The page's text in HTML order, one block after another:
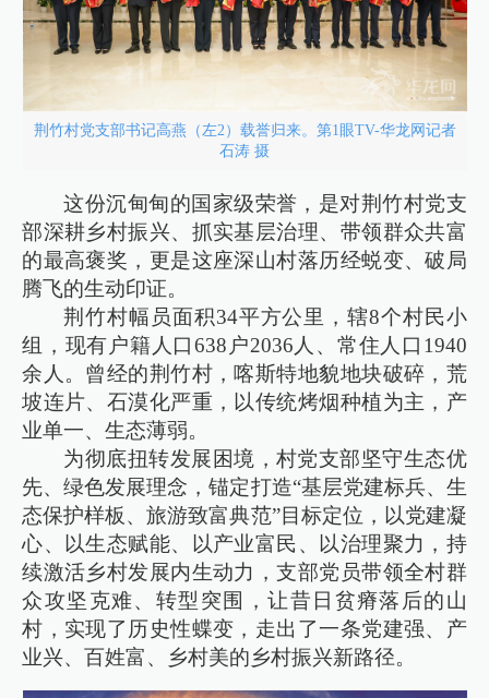
荆竹村党支部书记高燕（左2）载誉归来。第1眼TV-华龙网记者
石涛 摄
这份沉甸甸的国家级荣誉，是对荆竹村党支
部深耕乡村振兴、抓实基层治理、带领群众共富
的最高褒奖，更是这座深山村落历经蜕变、破局
腾飞的生动印证。
荆竹村幅员面积34平方公里，辖8个村民小
组，现有户籍人口638户2036人、常住人口1940
余人。曾经的荆竹村，喀斯特地貌地块破碎，荒
坡连片、石漠化严重，以传统烤烟种植为主，产
业单一、生态薄弱。
为彻底扭转发展困境，村党支部坚守生态优
先、绿色发展理念，锚定打造“基层党建标兵、生
态保护样板、旅游致富典范”目标定位，以党建凝
心、以生态赋能、以产业富民、以治理聚力，持
续激活乡村发展内生动力，支部党员带领全村群
众攻坚克难、转型突围，让昔日贫瘠落后的山
村，实现了历史性蝶变，走出了一条党建强、产
业兴、百姓富、乡村美的乡村振兴新路径。